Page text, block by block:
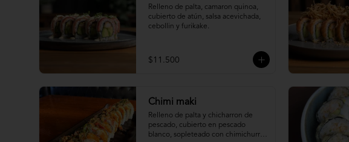
Relleno de palta, camaron quinoa,
cubierto de atún, salsa acevichada,
cebollin y furikake.
$11.500
Chimi maki
Relleno de palta y chicharron de
pescado, cubierto en pescado
blanco, sopleteado con chimichurri